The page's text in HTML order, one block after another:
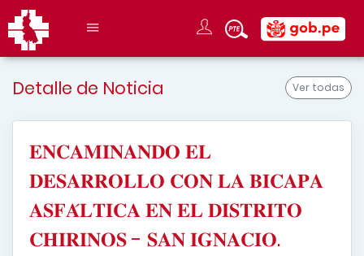
Ver todas
Detalle de Noticia
𝐄𝐍𝐂𝐀𝐌𝐈𝐍𝐀𝐍𝐃𝐎 𝐄𝐋
𝐃𝐄𝐒𝐀𝐑𝐑𝐎𝐋𝐋𝐎 𝐂𝐎𝐍 𝐋𝐀 𝐁𝐈𝐂𝐀𝐏𝐀
𝐀𝐒𝐅𝐀́𝐋𝐓𝐈𝐂𝐀 𝐄𝐍 𝐄𝐋 𝐃𝐈𝐒𝐓𝐑𝐈𝐓𝐎
𝐂𝐇𝐈𝐑𝐈𝐍𝐎𝐒 - 𝐒𝐀𝐍 𝐈𝐆𝐍𝐀𝐂𝐈𝐎.